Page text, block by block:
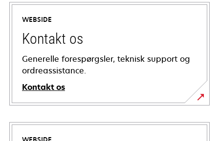
WEBSIDE
Kontakt os
Generelle forespørgsler, teknisk support og
ordreassistance.
Kontakt os